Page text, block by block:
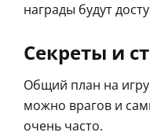
награды будут
Секреты и
Общий план на
можно врагов и
очень часто.